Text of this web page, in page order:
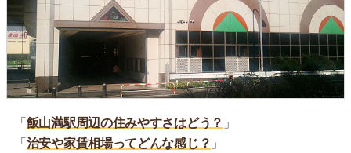
「 飯山満駅周辺の住みやすさはどう？ 」
「 治安や家賃相場ってどんな感じ？ 」